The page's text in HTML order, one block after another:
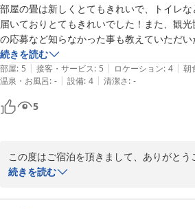
ープン前に自らの手と目で、清掃とチェ
ただ…ご指摘の点、大変申し訳ございませ
すが、ご利用頂いたお部屋は外鍵はついて
備上の不備と考えております。また、お部
件も、浴室のシャワーのご利用で代用をお
検討しております。
低料金でご提供しており、設備上の改善
んが、サービスでカバーできる点につき
をさせていただきたいと考えております。
またのお越しをお待ちしております。
部屋の畳は新しくとてもきれいで、トイレ
届いておりとてもきれいでした！また、観
の応募など知らなかった事も教えていただ
とても丁寧でありがたかったです。また是非
続きを読む
部屋: 5 | 接客・サービス: 5 | ロケーション: 4 | 朝
温泉・お風呂: - | 設備: 4 | 清潔さ: -
5
この度はご宿泊を頂きまして、ありがと
ら何までお褒め頂き、感激です！！
お泊り頂きましたお部屋は汚れやシミが
続きを読む